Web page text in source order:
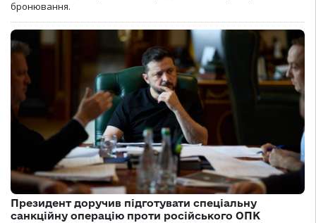
бронювання.
Президент доручив підготувати спеціальну
санкційну операцію проти російського ОПК